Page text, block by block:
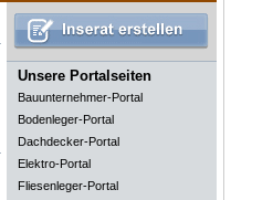
Unsere Portalseiten
Bauunternehmer-Portal
Bodenleger-Portal
Dachdecker-Portal
Elektro-Portal
Fliesenleger-Portal